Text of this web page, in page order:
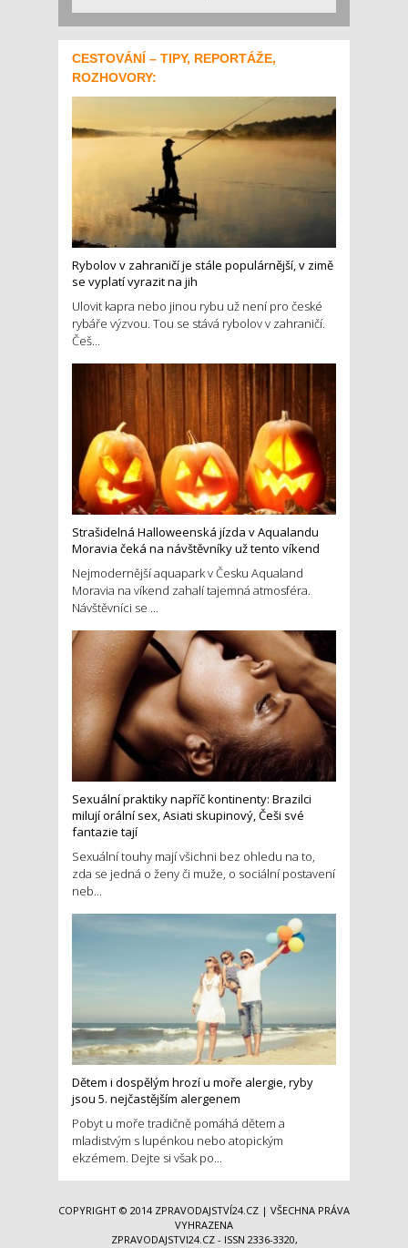
CESTOVÁNÍ – TIPY, REPORTÁŽE,
ROZHOVORY:
Rybolov v zahraničí je stále populárnější, v zimě
se vyplatí vyrazit na jih
Ulovit kapra nebo jinou rybu už není pro české
rybáře výzvou. Tou se stává rybolov v zahraničí.
Češ...
Strašidelná Halloweenská jízda v Aqualandu
Moravia čeká na návštěvníky už tento víkend
Nejmodernější aquapark v Česku Aqualand
Moravia na víkend zahalí tajemná atmosféra.
Návštěvníci se ...
Sexuální praktiky napříč kontinenty: Brazilci
milují orální sex, Asiati skupinový, Češi své
fantazie tají
Sexuální touhy mají všichni bez ohledu na to,
zda se jedná o ženy či muže, o sociální postavení
neb...
Dětem i dospělým hrozí u moře alergie, ryby
jsou 5. nejčastějším alergenem
Pobyt u moře tradičně pomáhá dětem a
mladistvým s lupénkou nebo atopickým
ekzémem. Dejte si však po...
COPYRIGHT © 2014 ZPRAVODAJSTVÍ24.CZ | VŠECHNA PRÁVA
VYHRAZENA
ZPRAVODAJSTVI24.CZ - ISSN 2336-3320,